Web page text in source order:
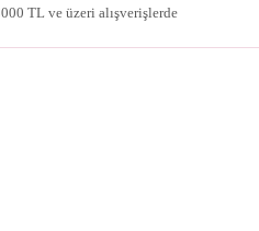
TL ve üzeri alışverişlerde